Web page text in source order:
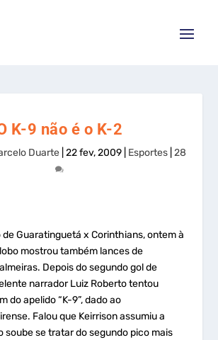
K-9 não é o K-2
Duarte| 22 fev, 2009| Esportes| 28
Guaratinguetá x Corinthians, ontem à
mostrou também lances de
Depois do segundo gol de
narrador Luiz Roberto tentou
do apelido “K-9”, dado ao
Falou que Keirrison assumiu a
soube se tratar do segundo pico mais